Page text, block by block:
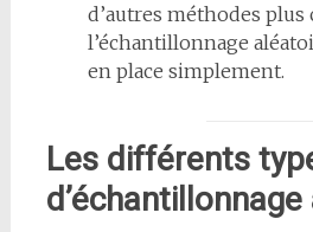
d’autres méthodes plus
l’échantillonnage
en place simplement.
Les différents